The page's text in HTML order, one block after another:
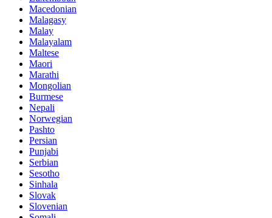
Macedonian
Malagasy
Malay
Malayalam
Maltese
Maori
Marathi
Mongolian
Burmese
Nepali
Norwegian
Pashto
Persian
Punjabi
Serbian
Sesotho
Sinhala
Slovak
Slovenian